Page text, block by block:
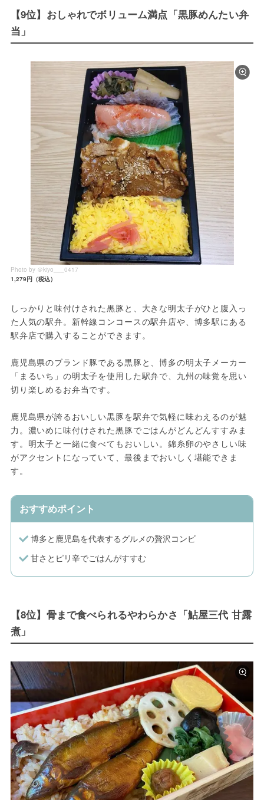
【9位】おしゃれでボリューム満点「黒豚めんたい弁
当」
Photo by ＠kiyo___0417
1,279円（税込）
しっかりと味付けされた黒豚と、大きな明太子がひと腹入っ
た人気の駅弁。新幹線コンコースの駅弁店や、博多駅にある
駅弁店で購入することができます。
鹿児島県のブランド豚である黒豚と、博多の明太子メーカー
「まるいち」の明太子を使用した駅弁で、九州の味覚を思い
切り楽しめるお弁当です。
鹿児島県が誇るおいしい黒豚を駅弁で気軽に味わえるのが魅
力。濃いめに味付けされた黒豚でごはんがどんどんすすみま
す。明太子と一緒に食べてもおいしい。錦糸卵のやさしい味
がアクセントになっていて、最後までおいしく堪能できま
す。
おすすめポイント
博多と鹿児島を代表するグルメの贅沢コンビ
甘さとピリ辛でごはんがすすむ
【8位】骨まで食べられるやわらかさ「鮎屋三代 甘露
煮」